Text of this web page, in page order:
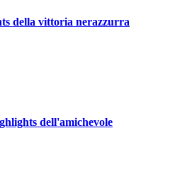
della vittoria nerazzurra
dell'amichevole